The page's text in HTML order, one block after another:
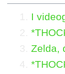
I
Zelda,